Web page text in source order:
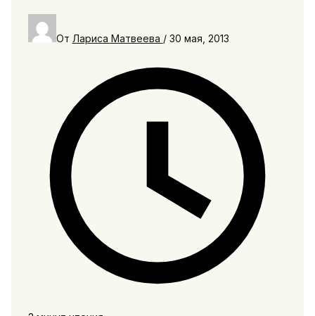
От Лариса Матвеева / 30 мая, 2013